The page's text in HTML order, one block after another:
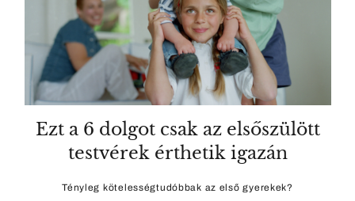
Ezt a 6 dolgot csak az elsőszülött
testvérek érthetik igazán
Tényleg kötelességtudóbbak az első gyerekek?